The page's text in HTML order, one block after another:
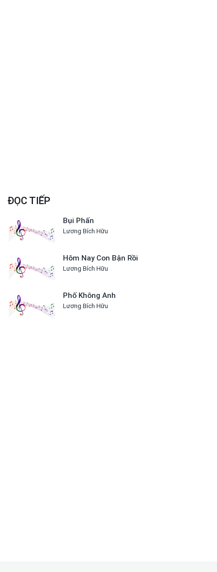
ĐỌC TIẾP
Bụi Phấn
Lương Bích Hữu
Hôm Nay Con Bận Rồi
Lương Bích Hữu
Phố Không Anh
Lương Bích Hữu